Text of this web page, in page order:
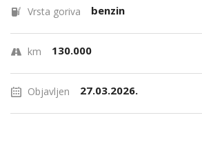
Vrsta goriva benzin
km 130.000
Objavljen 27.03.2026.